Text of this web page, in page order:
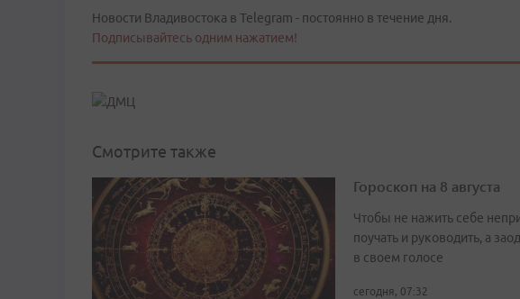
Новости Владивостока в Telegram - постоянно в течение дня.
Подписывайтесь одним нажатием!
Смотрите также
Гороскоп на 8 августа
Чтобы не нажить себе
поучать и руководить, а
в своем голосе
сегодня, 07:32